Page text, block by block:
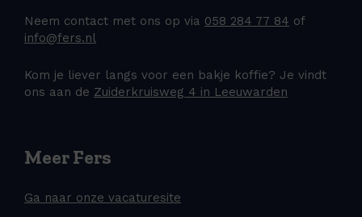
Neem contact met ons op via 058 284 77 84 of
info@fers.nl
Kom je liever langs voor een bakje koffie? Je vindt
ons aan de Zuiderkruisweg 4 in Leeuwarden
Meer Fers
Ga naar onze vacaturesite